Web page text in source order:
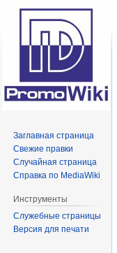
Заглавная страница
Свежие правки
Случайная страница
Справка по MediaWiki
Инструменты
Служебные страницы
Версия для печати